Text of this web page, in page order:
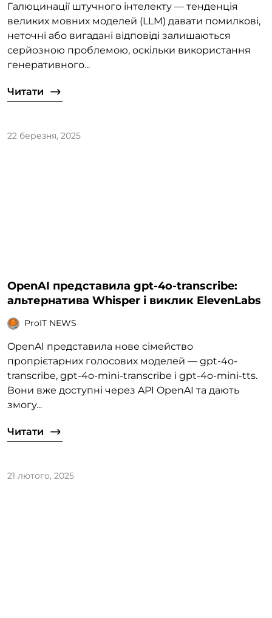
Галюцинації штучного інтелекту — тенденція
великих мовних моделей (LLM) давати помилкові,
неточні або вигадані відповіді залишаються
серйозною проблемою, оскільки використання
генеративного...
Читати
22 березня, 2025
OpenAI представила gpt-4o-transcribe:
альтернатива Whisper і виклик ElevenLabs
ProIT NEWS
OpenAI представила нове сімейство
пропрієтарних голосових моделей — gpt-4o-
transcribe, gpt-4o-mini-transcribe і gpt-4o-mini-tts.
Вони вже доступні через API OpenAI та дають
змогу...
Читати
21 лютого, 2025